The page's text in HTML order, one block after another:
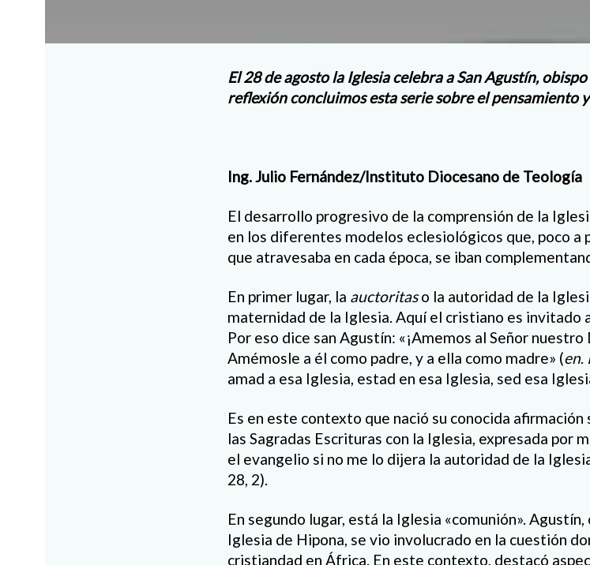
El 28 de agosto la Iglesia celebra a San Agustín,
reflexión concluimos esta serie sobre el pensamiento
Ing. Julio Fernández/Instituto Diocesano de Teología
El desarrollo progresivo de la comprensión de la
en los diferentes modelos eclesiológicos que, poco a
que atravesaba en cada época, se iban
En primer lugar, la auctoritaso la autoridad de la
maternidad de la Iglesia. Aquí el cristiano es invitado
Por eso dice san Agustín: «¡Amemos al Señor
Amémosle a él como padre, y a ella como madre» (en.
amad a esa Iglesia, estad en esa Iglesia, sed esa
Es en este contexto que nació su conocida
las Sagradas Escrituras con la Iglesia, expresada por
el evangelio si no me lo dijera la autoridad de la
28, 2).
En segundo lugar, está la Iglesia «comunión».
Iglesia de Hipona, se vio involucrado en la cuestión
cristiandad en África. En este contexto, destacó